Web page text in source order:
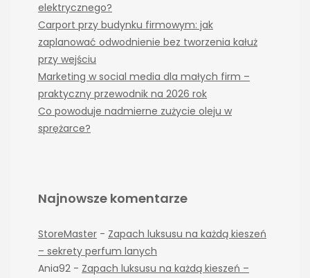
elektrycznego?
Carport przy budynku firmowym: jak
zaplanować odwodnienie bez tworzenia kałuż
przy wejściu
Marketing w social media dla małych firm –
praktyczny przewodnik na 2026 rok
Co powoduje nadmierne zużycie oleju w
sprężarce?
Najnowsze komentarze
StoreMaster - Zapach luksusu na każdą kieszeń
– sekrety perfum lanych
Ania92 - Zapach luksusu na każdą kieszeń –